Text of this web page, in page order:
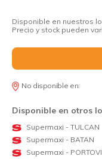
Disponible en nuestros
Precio y stock pueden
No disponible en:
Disponible en otros
Supermaxi - TULCAN
Supermaxi - BATAN
Supermaxi -